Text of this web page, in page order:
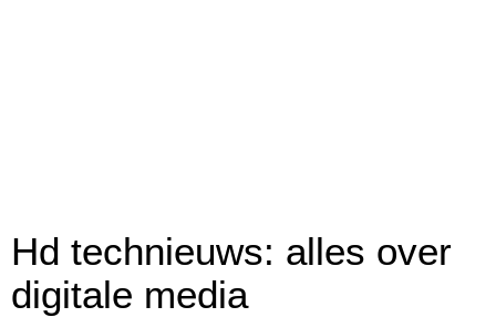
Hd technieuws: alles over
digitale media